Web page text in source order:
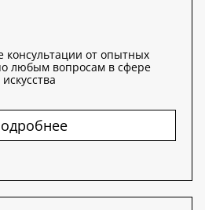
консультации от опытных
любым вопросам в сфере
искусства